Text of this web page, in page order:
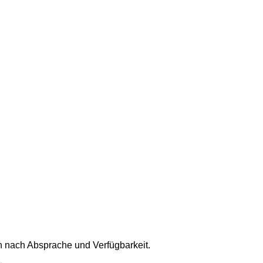
Absprache und Verfügbarkeit.